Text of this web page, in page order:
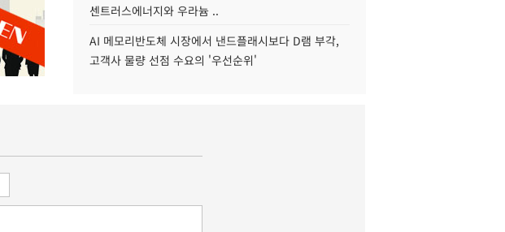
센트러스에너지와 우라늄 ..
AI 메모리반도체 시장에서 낸드플래시보다 D램 부각,
고객사 물량 선점 수요의 '우선순위'